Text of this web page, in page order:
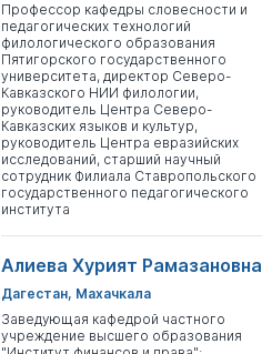
Профессор кафедры словесности и
педагогических технологий
филологического образования
Пятигорского государственного
университета, директор Северо-
Кавказского НИИ филологии,
руководитель Центра Северо-
Кавказских языков и культур,
руководитель Центра евразийских
исследований, старший научный
сотрудник Филиала Ставропольского
государственного педагогического
института
Алиева Хурият Рамазановна
Дагестан, Махачкала
Заведующая кафедрой частного
учреждение высшего образования